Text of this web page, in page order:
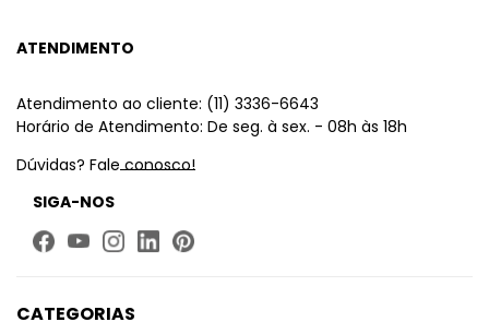
ATENDIMENTO
Atendimento ao cliente: (11) 3336-6643
Horário de Atendimento: De seg. à sex. - 08h às 18h
Dúvidas? Fale conosco!
SIGA-NOS
CATEGORIAS